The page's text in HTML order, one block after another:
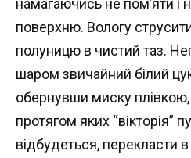
намагаючись не пом’яти і
поверхню. Вологу
полуницю в чистий таз.
шаром звичайний білий
обернувши миску плівкою,
протягом яких “вікторія”
відбудеться, перекласти в